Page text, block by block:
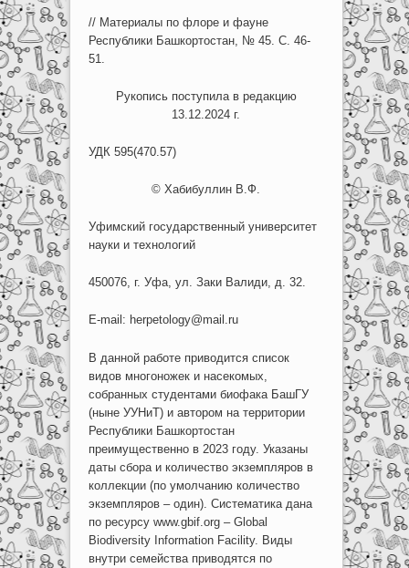
// Материалы по флоре и фауне
Республики Башкортостан, № 45. С. 46-
51.
Рукопись поступила в редакцию
13.12.2024 г.
УДК 595(470.57)
© Хабибуллин В.Ф.
Уфимский государственный университет
науки и технологий
450076, г. Уфа, ул. Заки Валиди, д. 32.
E-mail: herpetology@mail.ru
В данной работе приводится список
видов многоножек и насекомых,
собранных студентами биофака БашГУ
(ныне УУНиТ) и автором на территории
Республики Башкортостан
преимущественно в 2023 году. Указаны
даты сбора и количество экземпляров в
коллекции (по умолчанию количество
экземпляров – один). Систематика дана
по ресурсу www.gbif.org – Global
Biodiversity Information Facility. Виды
внутри семейства приводятся по